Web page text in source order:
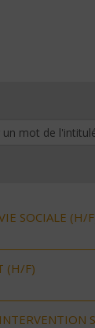
SOCIALE (H/
(H/F)